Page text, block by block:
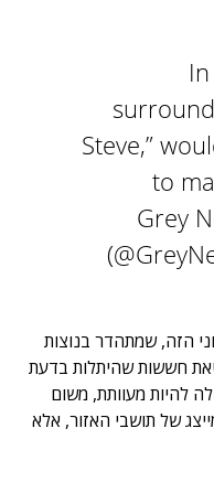
Steve,”
to
—
הזה, שמתהדר בנוצות
חששות שהיתלות בדעת
להיות מעוותת, משום
של תושבי האזור, אלא